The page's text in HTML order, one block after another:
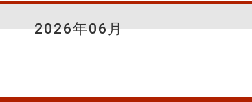
2026年06月